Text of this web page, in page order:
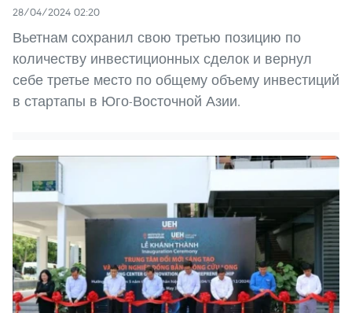
28/04/2024 02:20
Вьетнам сохранил свою третью позицию по
количеству инвестиционных сделок и вернул
себе третье место по общему объему инвестиций
в стартапы в Юго-Восточной Азии.